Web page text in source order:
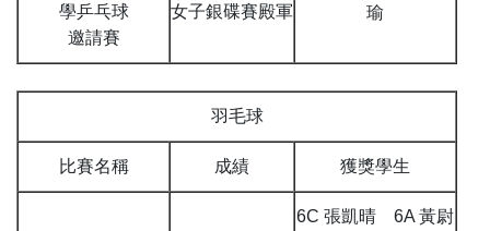
瑜
學乒乓球
邀請賽
女子銀碟賽殿軍
羽毛球
比賽名稱 成績 獲獎學生
6C 張凱晴 6A 黃尉